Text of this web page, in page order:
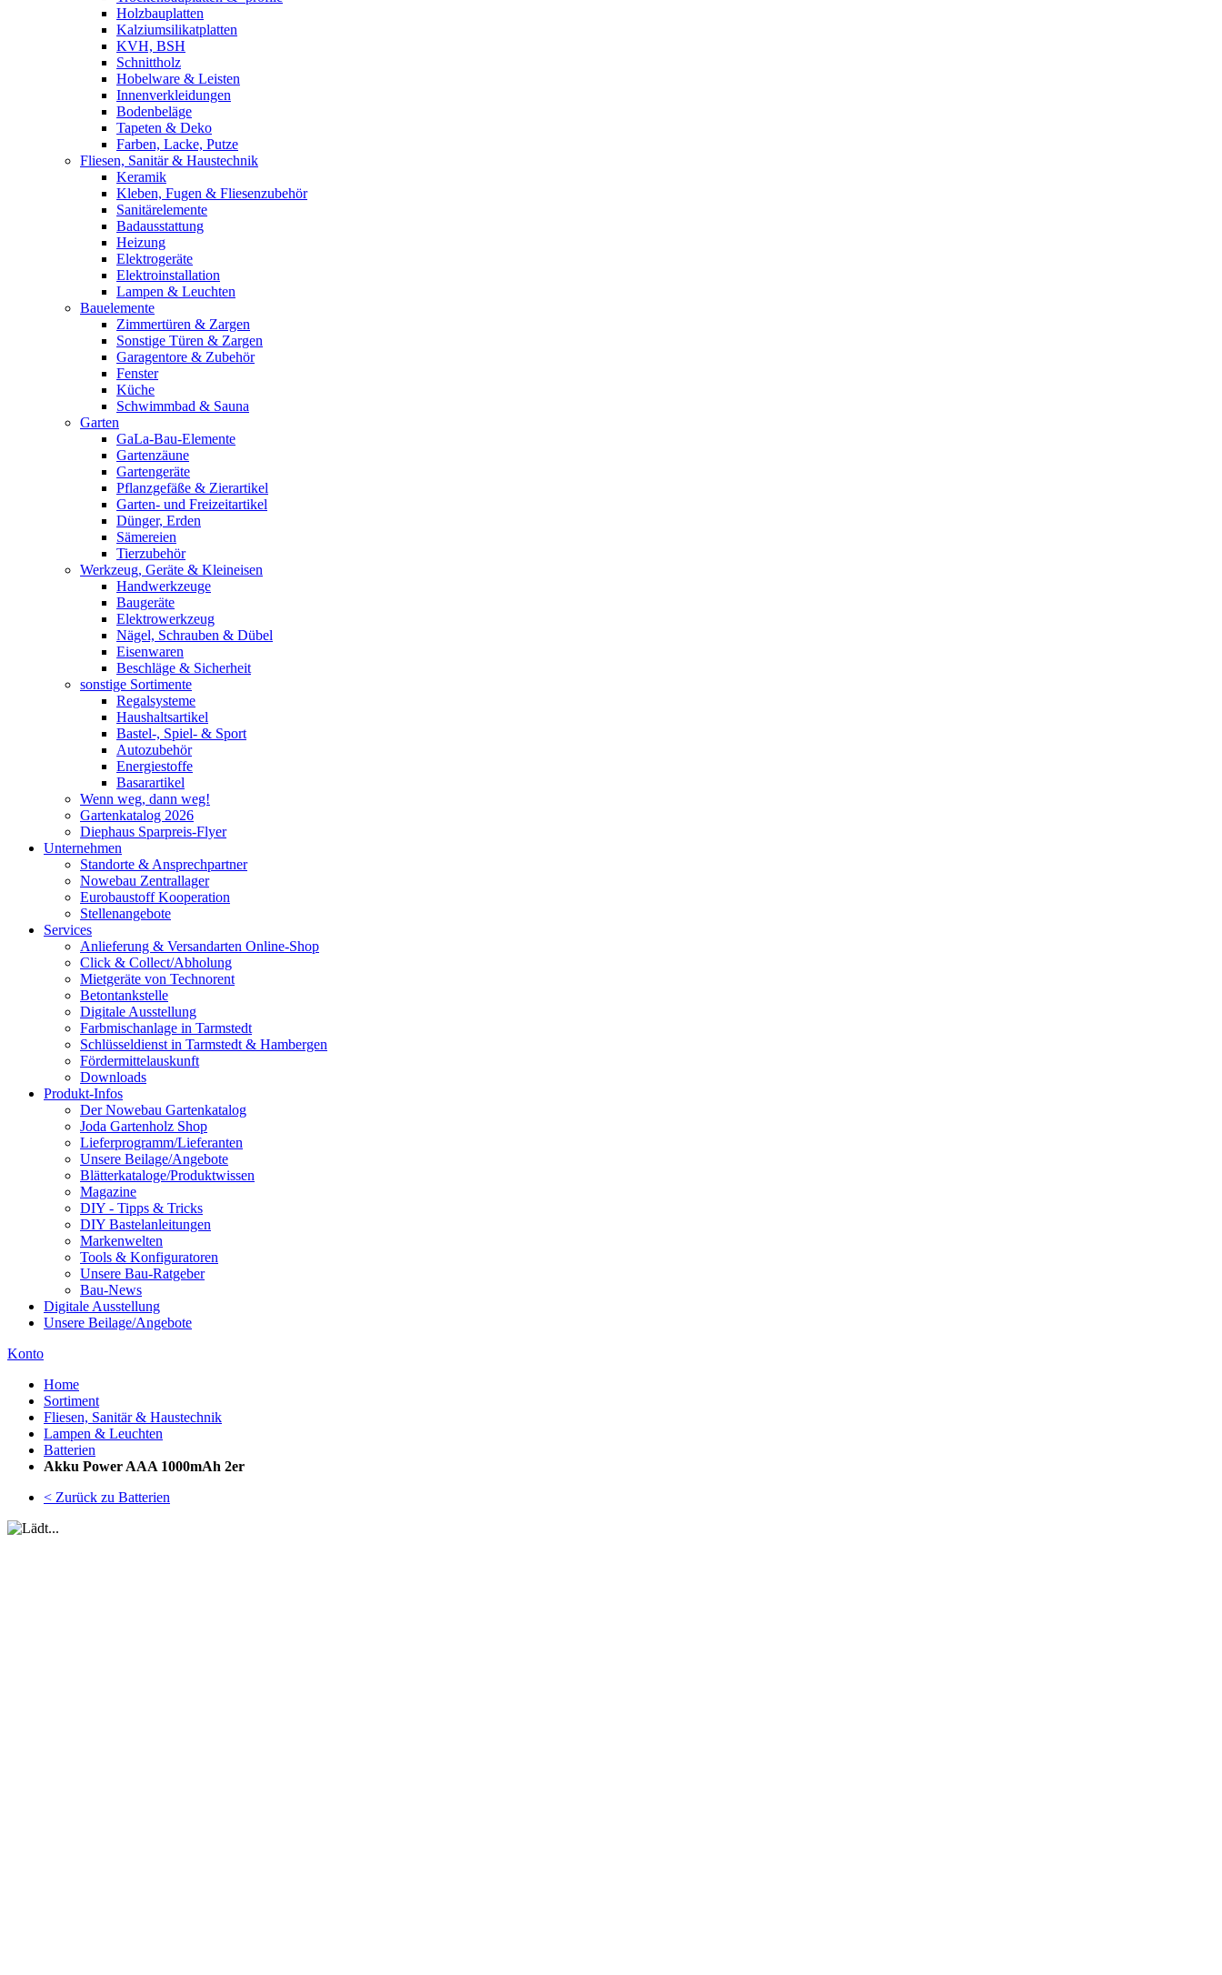
Holzbauplatten
Kalziumsilikatplatten
KVH, BSH
Schnittholz
Hobelware & Leisten
Innenverkleidungen
Bodenbeläge
Tapeten & Deko
Farben, Lacke, Putze
Fliesen, Sanitär & Haustechnik
Keramik
Kleben, Fugen & Fliesenzubehör
Sanitärelemente
Badausstattung
Heizung
Elektrogeräte
Elektroinstallation
Lampen & Leuchten
Bauelemente
Zimmertüren & Zargen
Sonstige Türen & Zargen
Garagentore & Zubehör
Fenster
Küche
Schwimmbad & Sauna
Garten
GaLa-Bau-Elemente
Gartenzäune
Gartengeräte
Pflanzgefäße & Zierartikel
Garten- und Freizeitartikel
Dünger, Erden
Sämereien
Tierzubehör
Werkzeug, Geräte & Kleineisen
Handwerkzeuge
Baugeräte
Elektrowerkzeug
Nägel, Schrauben & Dübel
Eisenwaren
Beschläge & Sicherheit
sonstige Sortimente
Regalsysteme
Haushaltsartikel
Bastel-, Spiel- & Sport
Autozubehör
Energiestoffe
Basarartikel
Wenn weg, dann weg!
Gartenkatalog 2026
Diephaus Sparpreis-Flyer
Unternehmen
Standorte & Ansprechpartner
Nowebau Zentrallager
Eurobaustoff Kooperation
Stellenangebote
Services
Anlieferung & Versandarten Online-Shop
Click & Collect/Abholung
Mietgeräte von Technorent
Betontankstelle
Digitale Ausstellung
Farbmischanlage in Tarmstedt
Schlüsseldienst in Tarmstedt & Hambergen
Fördermittelauskunft
Downloads
Produkt-Infos
Der Nowebau Gartenkatalog
Joda Gartenholz Shop
Lieferprogramm/Lieferanten
Unsere Beilage/Angebote
Blätterkataloge/Produktwissen
Magazine
DIY - Tipps & Tricks
DIY Bastelanleitungen
Markenwelten
Tools & Konfiguratoren
Unsere Bau-Ratgeber
Bau-News
Digitale Ausstellung
Unsere Beilage/Angebote
Konto
Home
Sortiment
Fliesen, Sanitär & Haustechnik
Lampen & Leuchten
Batterien
Akku Power AAA 1000mAh 2er
< Zurück zu Batterien